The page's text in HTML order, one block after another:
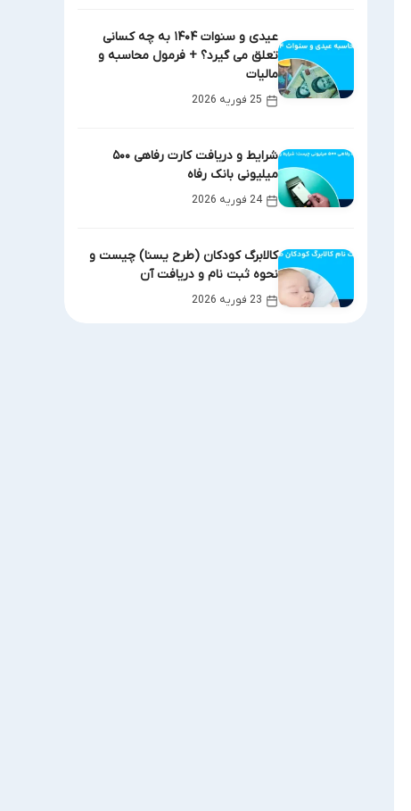
عیدی و سنوات ۱۴۰۴ به چه کسانی
تعلق می گیرد؟ + فرمول محاسبه و
مالیات
25 فوریه 2026
شرایط و دریافت کارت رفاهی ۵۰۰
میلیونی بانک رفاه
24 فوریه 2026
کالابرگ کودکان (طرح یسنا) چیست و
نحوه ثبت نام و دریافت آن
23 فوریه 2026